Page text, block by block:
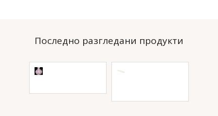
Последно разгледани продукти